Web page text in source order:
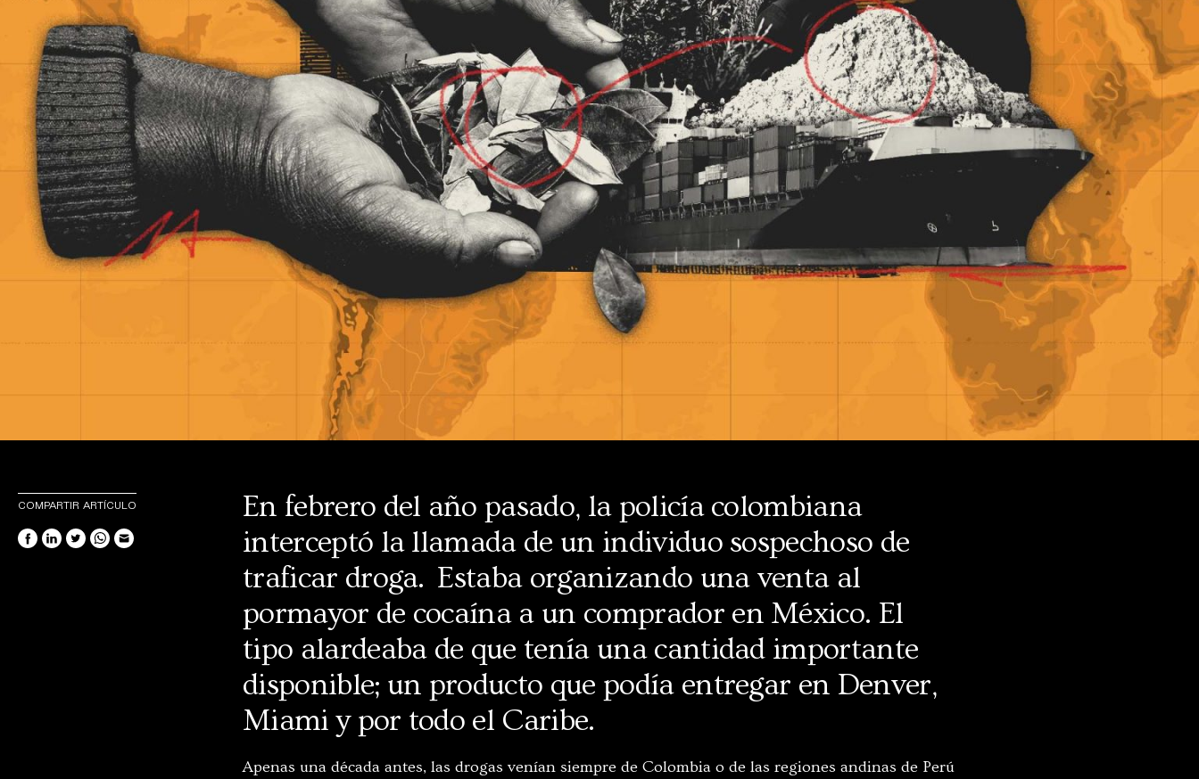
En febrero del año pasado, la policía colombiana
interceptó la llamada de un individuo sospechoso de
traficar droga. Estaba organizando una venta al
pormayor de cocaína a un comprador en México. El
tipo alardeaba de que tenía una cantidad importante
disponible; un producto que podía entregar en Denver,
Miami y por todo el Caribe.
Apenas una década antes, las drogas venían siempre de Colombia o de las regiones andinas de Perú
COMPARTIR ARTÍCULO